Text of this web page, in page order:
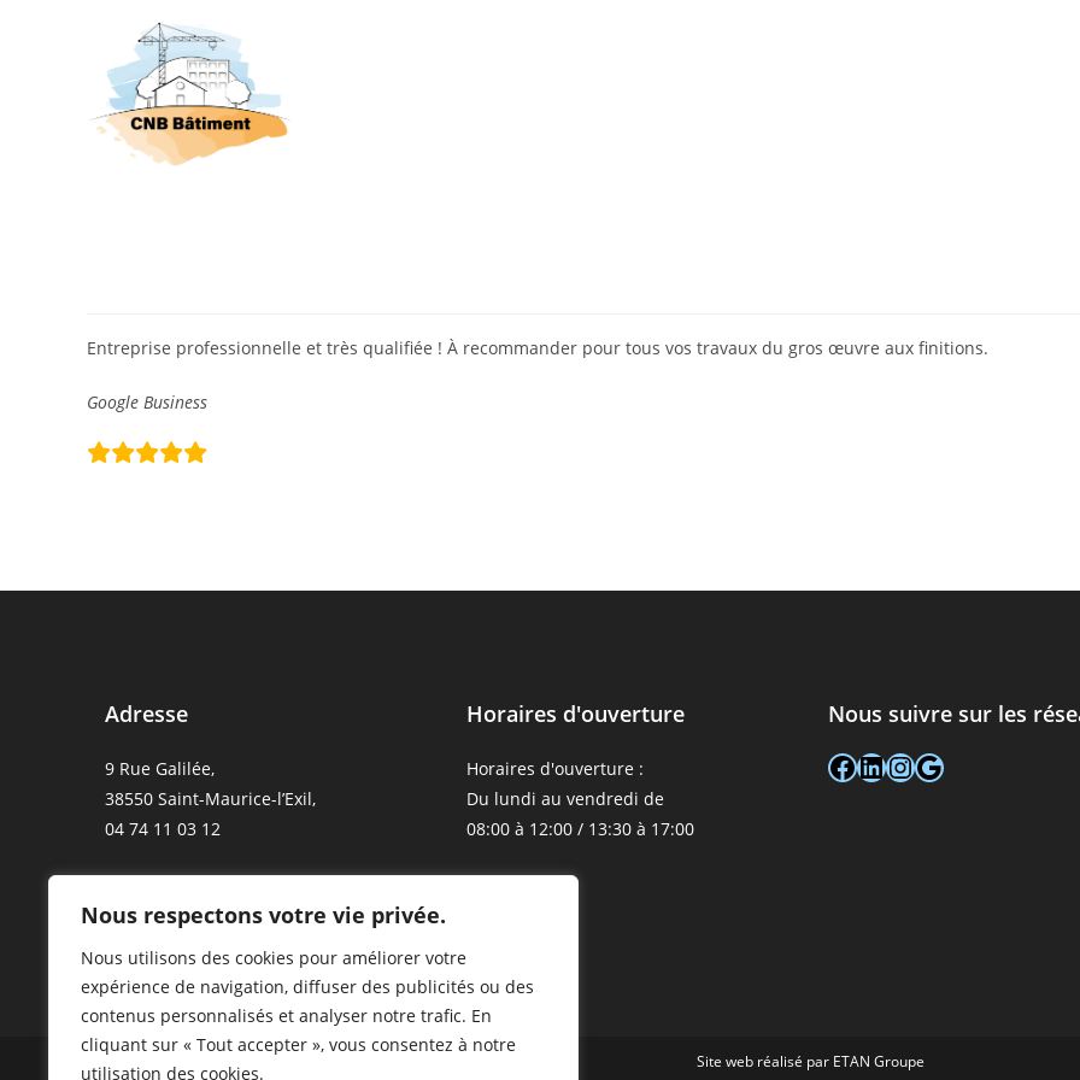
Nous respectons votre vie privée.
Nous utilisons des cookies pour améliorer votre
expérience de navigation, diffuser des publicités ou des
contenus personnalisés et analyser notre trafic. En
cliquant sur « Tout accepter », vous consentez à notre
utilisation des cookies.
Entreprise professionnelle et très qualifiée ! À recommander pour tous vos travaux du gros œuvre aux finitions.
Google Business
Adresse
9 Rue Galilée,
38550 Saint-Maurice-l’Exil,
04 74 11 03 12
Mentions légales
Politique deconfidentialité
Horaires d'ouverture
Horaires d'ouverture :
Du lundi au vendredi de
08:00 à 12:00 / 13:30 à 17:00
Nous suivre sur les
Facebook
LinkedIn
Instagram
Google
Site web réalisé par ETAN Groupe